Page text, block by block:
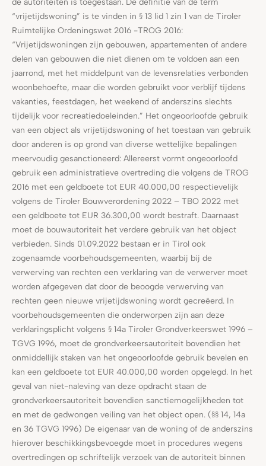
de autoriteiten is toegestaan. De definitie van de term
“vrijetijdswoning” is te vinden in § 13 lid 1 zin 1 van de Tiroler
Ruimtelijke Ordeningswet 2016 -TROG 2016:
“Vrijetijdswoningen zijn gebouwen, appartementen of andere
delen van gebouwen die niet dienen om te voldoen aan een
jaarrond, met het middelpunt van de levensrelaties verbonden
woonbehoefte, maar die worden gebruikt voor verblijf tijdens
vakanties, feestdagen, het weekend of anderszins slechts
tijdelijk voor recreatiedoeleinden.” Het ongeoorloofde gebruik
van een object als vrijetijdswoning of het toestaan van gebruik
door anderen is op grond van diverse wettelijke bepalingen
meervoudig gesanctioneerd: Allereerst vormt ongeoorloofd
gebruik een administratieve overtreding die volgens de TROG
2016 met een geldboete tot EUR 40.000,00 respectievelijk
volgens de Tiroler Bouwverordening 2022 – TBO 2022 met
een geldboete tot EUR 36.300,00 wordt bestraft. Daarnaast
moet de bouwautoriteit het verdere gebruik van het object
verbieden. Sinds 01.09.2022 bestaan er in Tirol ook
zogenaamde voorbehoudsgemeenten, waarbij bij de
verwerving van rechten een verklaring van de verwerver moet
worden afgegeven dat door de beoogde verwerving van
rechten geen nieuwe vrijetijdswoning wordt gecreëerd. In
voorbehoudsgemeenten die onderworpen zijn aan deze
verklaringsplicht volgens § 14a Tiroler Grondverkeerswet 1996 –
TGVG 1996, moet de grondverkeersautoriteit bovendien het
onmiddellijk staken van het ongeoorloofde gebruik bevelen en
kan een geldboete tot EUR 40.000,00 worden opgelegd. In het
geval van niet-naleving van deze opdracht staan de
grondverkeersautoriteit bovendien sanctiemogelijkheden tot
en met de gedwongen veiling van het object open. (§§ 14, 14a
en 36 TGVG 1996) De eigenaar van de woning of de anderszins
hierover beschikkingsbevoegde moet in procedures wegens
overtredingen op schriftelijk verzoek van de autoriteit binnen